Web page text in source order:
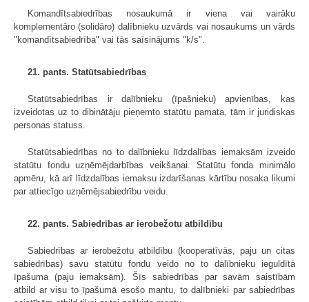
Komandītsabiedrības nosaukumā ir viena vai vairāku
komplementāro (solidāro) dalībnieku uzvārds vai nosaukums un vārds
"komandītsabiedrība" vai tās saīsinājums "k/s".
21. pants. Statūtsabiedrības
Statūtsabiedrības ir dalībnieku (īpašnieku) apvienības, kas
izveidotas uz to dibinātāju pieņemto statūtu pamata, tām ir juridiskas
personas statuss.
Statūtsabiedrības no to dalībnieku līdzdalības iemaksām izveido
statūtu fondu uzņēmējdarbības veikšanai. Statūtu fonda minimālo
apmēru, kā arī līdzdalības iemaksu izdarīšanas kārtību nosaka likumi
par attiecīgo uzņēmējsabiedrību veidu.
22. pants. Sabiedrības ar ierobežotu atbildību
Sabiedrības ar ierobežotu atbildību (kooperatīvās, paju un citas
sabiedrības) savu statūtu fondu veido no to dalībnieku ieguldītā
īpašuma (paju iemaksām). Šīs sabiedrības par savām saistībām
atbild ar visu to īpašumā esošo mantu, to dalībnieki par sabiedrības